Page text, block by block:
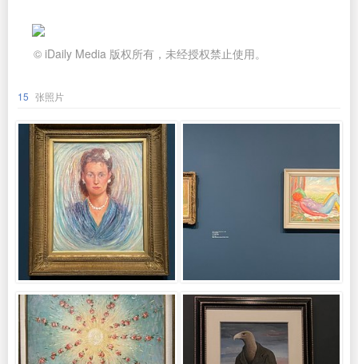
© iDaily Media 版权所有，未经授权禁止使用。
15 张照片